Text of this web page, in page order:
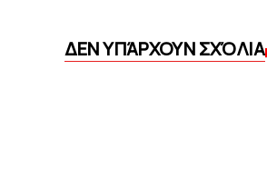
ΔΕΝ ΥΠΆΡΧΟΥΝ ΣΧΌΛΙΑ